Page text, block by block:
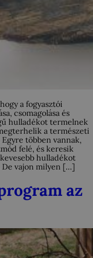
a fogyasztói
csomagolása és
hulladékot termelnek
a természeti
többen vannak,
felé, és keresik
hulladékot
vajon milyen […]
az